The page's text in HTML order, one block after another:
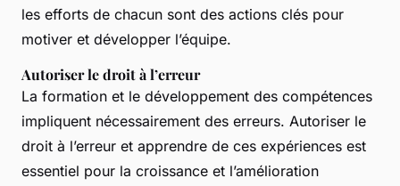
les efforts de chacun sont des actions clés pour
motiver et développer l’équipe.
Autoriser le droit à l’erreur
La formation et le développement des compétences
impliquent nécessairement des erreurs. Autoriser le
droit à l’erreur et apprendre de ces expériences est
essentiel pour la croissance et l’amélioration